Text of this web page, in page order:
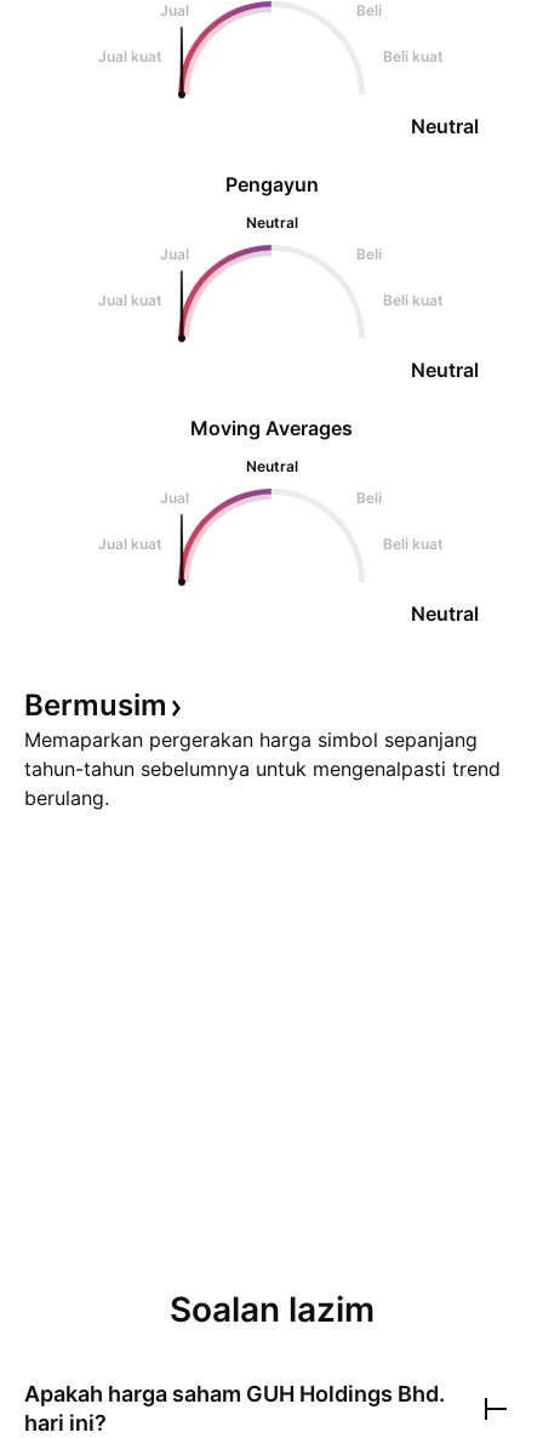
Pengayun
Neutral
Jual
Beli
Jual kuat Beli kuat
Neutral
Jual
Beli
Jual kuat Beli kuat
Neutral
Moving Averages
Neutral
Jual
Beli
Jual kuat Beli kuat
Neutral
Bermusim
Memaparkan pergerakan harga simbol sepanjang
tahun-tahun sebelumnya untuk mengenalpasti trend
berulang.
Soalan lazim
Apakah harga saham GUH Holdings Bhd.
hari ini?